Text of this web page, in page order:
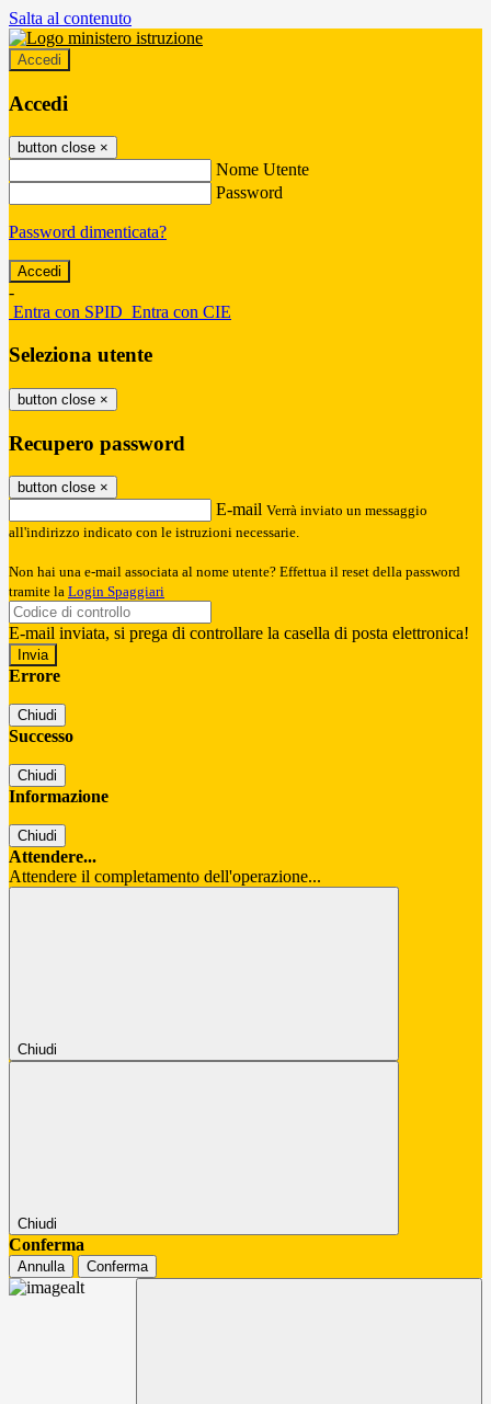
Salta al contenuto
Accedi
Accedi
button close ×
Nome Utente
Password
Password dimenticata?
-
Entra con SPID Entra con CIE
Seleziona utente
button close ×
Recupero password
button close ×
E-mail Verrà inviato un messaggio
all'indirizzo indicato con le istruzioni necessarie.
Non hai una e-mail associata al nome utente? Effettua il reset della password
tramite la Login Spaggiari
E-mail inviata, si prega di controllare la casella di posta elettronica!
Errore
Chiudi
Successo
Chiudi
Informazione
Chiudi
Attendere...
Attendere il completamento dell'operazione...
Chiudi
Chiudi
Conferma
Annulla Conferma